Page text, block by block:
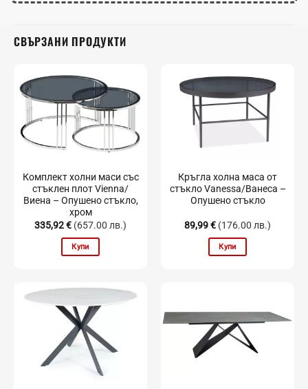
в зависимост от настройките на монитора.
СВЪРЗАНИ ПРОДУКТИ
Комплект холни маси със
стъклен плот Vienna/
Виена – Опушено стъкло,
хром
335,92€ (657.00 лв.)
Купи
Кръгла холна маса от
стъкло Vanessa/Ванеса –
Опушено стъкло
89,99€ (176.00 лв.)
Купи